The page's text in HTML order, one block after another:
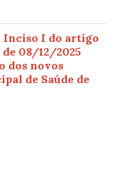
Inciso I do artigo
de 08/12/2025
dos novos
de Saúde de